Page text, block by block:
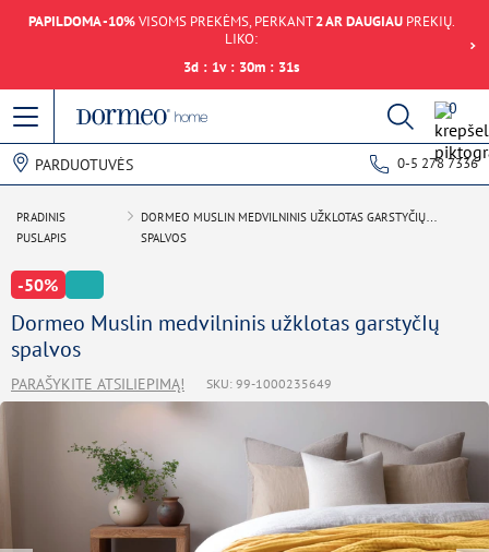
PAPILDOMA -10%VISOMS PREKĖMS, PERKANT2 AR DAUGIAUPREKIŲ.
LIKO:
3d : 1v : 30m : 31s
0
PARDUOTUVĖS 0-5 278 7336
PRADINIS
PUSLAPIS
DORMEO MUSLIN MEDVILNINIS UŽKLOTAS GARSTYČIŲ
SPALVOS
-50%
Dormeo Muslin medvilninis užklotas garstyčIų
spalvos
PARAŠYKITE ATSILIEPIMĄ! SKU: 99-1000235649